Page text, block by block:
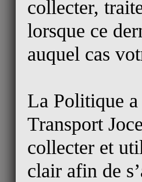
collecter,
lorsque ce
auquel cas
La Politique
Transport
collecter et
clair afin de